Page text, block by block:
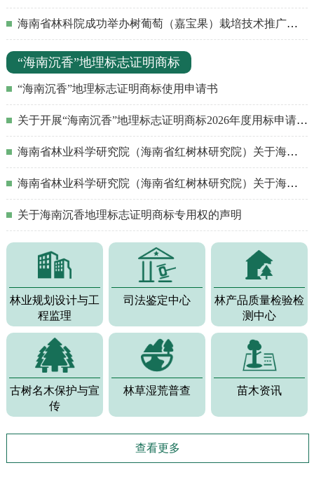
海南省林科院成功举办树葡萄（嘉宝果）栽培技术推广培训班
“海南沉香”地理标志证明商标
“海南沉香”地理标志证明商标使用申请书
关于开展“海南沉香”地理标志证明商标2026年度用标申请的公告
海南省林业科学研究院（海南省红树林研究院）关于海南沉香地理标志证明商标第二批用标授权公告
海南省林业科学研究院（海南省红树林研究院）关于海南沉香地理标志证明商标第二批拟授权企业的公示
关于海南沉香地理标志证明商标专用权的声明
林业规划设计与工
程监理
司法鉴定中心 林产品质量检验检
测中心
古树名木保护与宣
传
林草湿荒普查 苗木资讯
查看更多